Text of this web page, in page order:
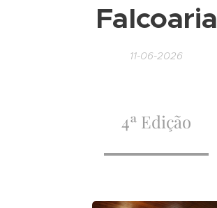
Falcoaria
11-06-2026
4ª Edição